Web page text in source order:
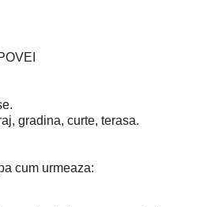
gradina, curte, terasa.
cum urmeaza: